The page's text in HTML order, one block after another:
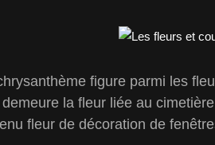
figure parmi les
la fleur liée au
fleur de décoration de